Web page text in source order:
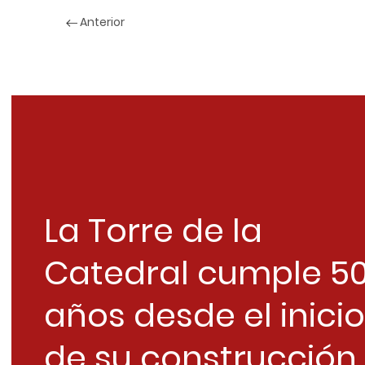
Anterior
La Torre de la
Catedral cumple
años desde el inicio